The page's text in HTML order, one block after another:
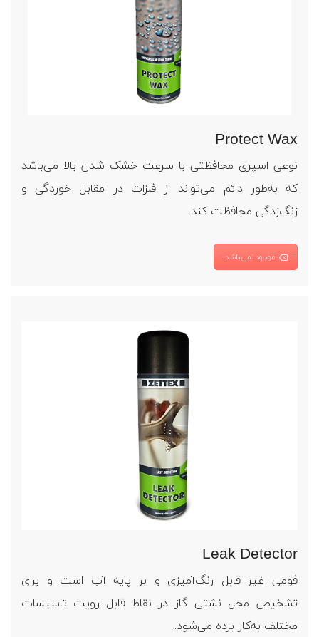
Protect Wax
نوعی اسپری محافظتی با سرعت خشک شدن بالا می‌باشد
که به‌طور دائم می‌تواند از فلزات در مقابل خوردگی و
زنگ‌زدگی محافظت کند.
موجود نمی‌باشد.
Leak Detector
فومی غیر قابل رنگ‌آمیزی و بر پایه آب است و برای
تشخیص محل نشتی گاز در نقاط قابل رویت تاسیسات
مختلف به‌کار برده می‌شود.